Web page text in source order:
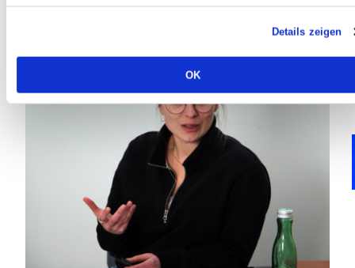
Details zeigen
OK